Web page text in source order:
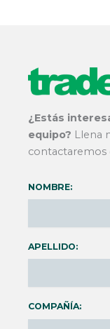
¿Estás
equipo? Llena
contactaremos
NOMBRE:
APELLIDO:
COMPAÑÍA: